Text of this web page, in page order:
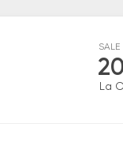
SALE
La